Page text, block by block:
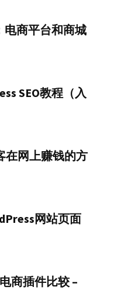
电商平台和商城
SEO教程（入
在网上赚钱的方
网站页面
商插件比较 –